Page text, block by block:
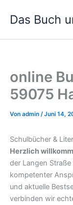
InhaltDas Buch
online
59075
Von admin /Juni 14,
Schulbücher &
Herzlich
der Langen
kompetenter
und aktuelle
verbinden wir